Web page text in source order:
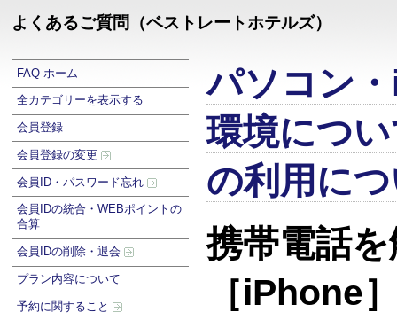
よくあるご質問（ベストレートホテルズ）
FAQ ホーム
全カテゴリーを表示する
会員登録
会員登録の変更
会員ID・パスワード忘れ
会員IDの統合・WEBポイントの
合算
会員IDの削除・退会
プラン内容について
予約に関すること
パソコン
環境につ
の利用に
携帯電話
［iPhone